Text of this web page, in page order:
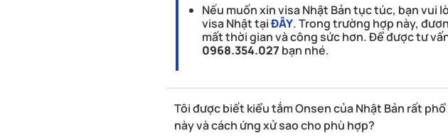
Nếu muốn xin visa Nhật Bản tục túc, bạn vui
visa Nhật tạiĐÂY. Trong trường hợp này,
mất thời gian và công sức hơn. Để được tư
0968.354.027 bạn nhé.
Tôi được biết kiểu tắm Onsen của Nhật Bản rất
này và cách ứng xử sao cho phù hợp?